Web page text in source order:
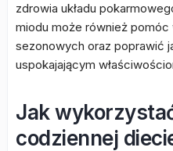
zdrowia układu
miodu może również pomóc
sezonowych oraz poprawić
uspokajającym
Jak
codziennej